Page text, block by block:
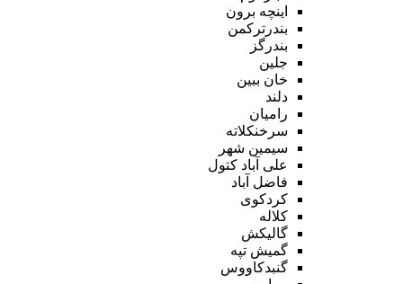
اینچه برون
بندرترکمن
بندرگز
جلین
خان ببین
دلند
رامیان
سرخنکلاته
سیمین شهر
علی آباد کتول
فاضل آباد
کردکوی
کلاله
گالیکش
گمیش تپه
گنبدکاووس